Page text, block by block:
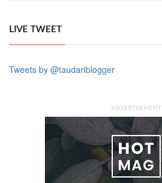
LIVE TWEET
Tweets by @taudariblogger
ADVERTISEMENT